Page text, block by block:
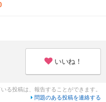
いいね！
る投稿は、報告することができます。
問題のある投稿を連絡する